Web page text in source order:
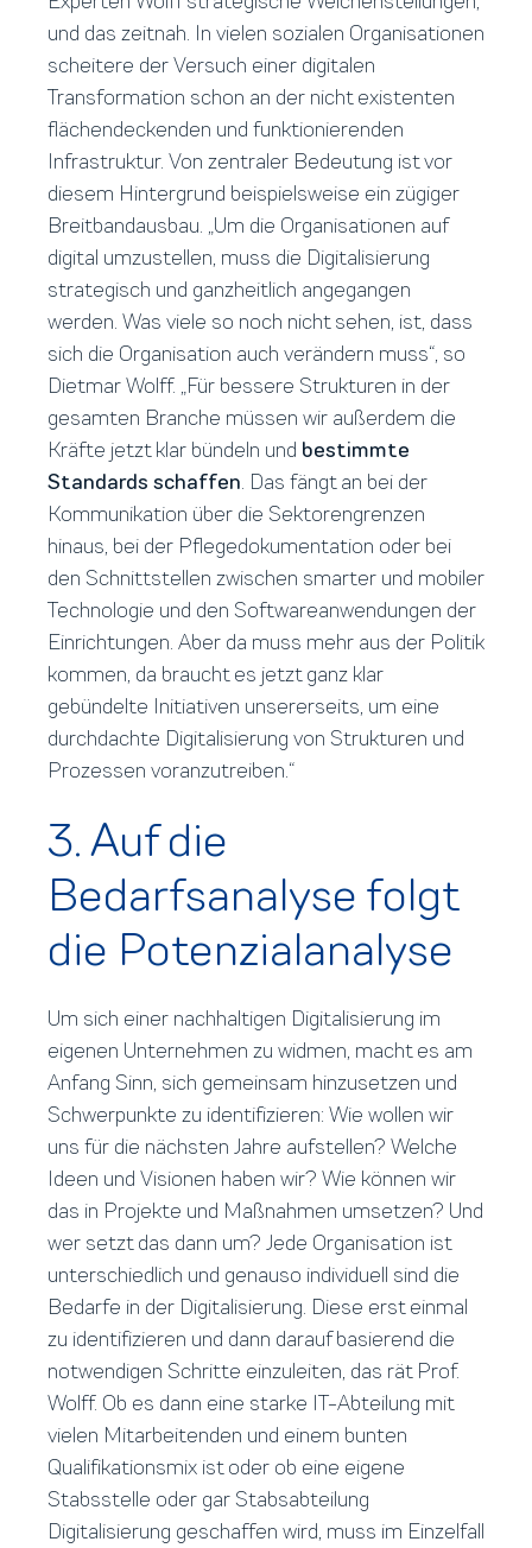
und das zeitnah. In vielen sozialen Organisationen
scheitere der Versuch einer digitalen
Transformation schon an der nicht existenten
flächendeckenden und funktionierenden
Infrastruktur. Von zentraler Bedeutung ist vor
diesem Hintergrund beispielsweise ein zügiger
Breitbandausbau. „Um die Organisationen auf
digital umzustellen, muss die Digitalisierung
strategisch und ganzheitlich angegangen
werden. Was viele so noch nicht sehen, ist, dass
sich die Organisation auch verändern muss“, so
Dietmar Wolff. „Für bessere Strukturen in der
gesamten Branche müssen wir außerdem die
Kräfte jetzt klar bündeln und bestimmte
Standards schaffen. Das fängt an bei der
Kommunikation über die Sektorengrenzen
hinaus, bei der Pflegedokumentation oder bei
den Schnittstellen zwischen smarter und mobiler
Technologie und den Softwareanwendungen der
Einrichtungen. Aber da muss mehr aus der Politik
kommen, da braucht es jetzt ganz klar
gebündelte Initiativen unsererseits, um eine
durchdachte Digitalisierung von Strukturen und
Prozessen voranzutreiben.“
3. Auf die
Bedarfsanalyse folgt
die Potenzialanalyse
Um sich einer nachhaltigen Digitalisierung im
eigenen Unternehmen zu widmen, macht es am
Anfang Sinn, sich gemeinsam hinzusetzen und
Schwerpunkte zu identifizieren: Wie wollen wir
uns für die nächsten Jahre aufstellen? Welche
Ideen und Visionen haben wir? Wie können wir
das in Projekte und Maßnahmen umsetzen? Und
wer setzt das dann um? Jede Organisation ist
unterschiedlich und genauso individuell sind die
Bedarfe in der Digitalisierung. Diese erst einmal
zu identifizieren und dann darauf basierend die
notwendigen Schritte einzuleiten, das rät Prof.
Wolff. Ob es dann eine starke IT-Abteilung mit
vielen Mitarbeitenden und einem bunten
Qualifikationsmix ist oder ob eine eigene
Stabsstelle oder gar Stabsabteilung
Digitalisierung geschaffen wird, muss im Einzelfall